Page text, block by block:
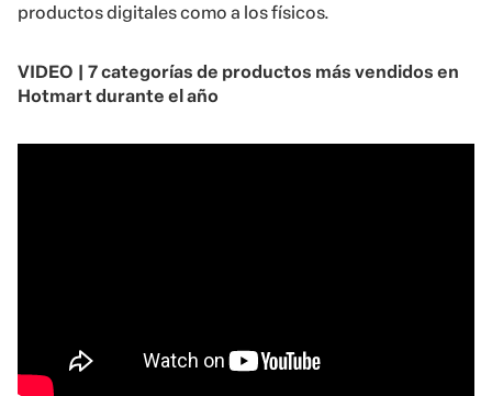
productos digitales como a los físicos.
VIDEO | 7 categorías de productos más vendidos en
Hotmart durante el año